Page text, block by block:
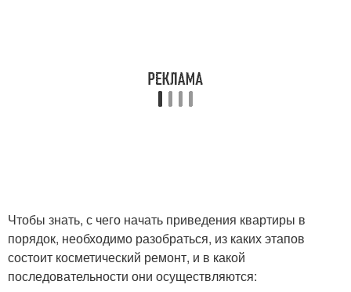
Чтобы знать, с чего начать приведения квартиры в
порядок, необходимо разобраться, из каких этапов
состоит косметический ремонт, и в какой
последовательности они осуществляются: